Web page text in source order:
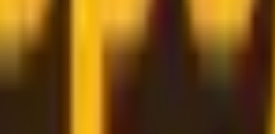
di consegna convenienti e sicuri.